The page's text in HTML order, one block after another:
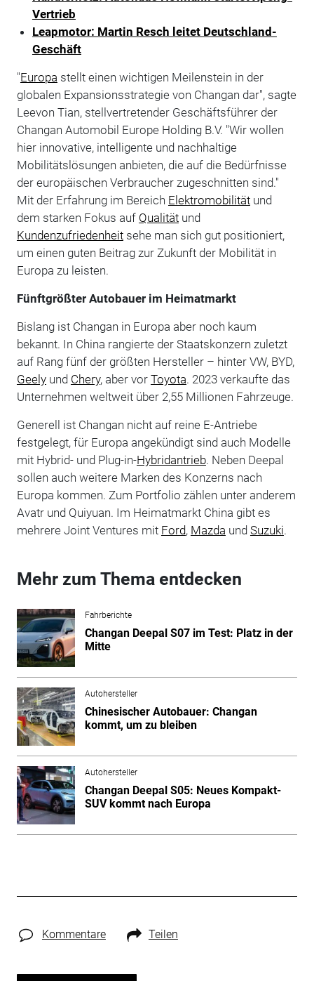
Vertrieb
Leapmotor: Martin Resch leitet Deutschland-
Geschäft
"Europa stellt einen wichtigen Meilenstein in der
globalen Expansionsstrategie von Changan dar", sagte
Leevon Tian, stellvertretender Geschäftsführer der
Changan Automobil Europe Holding B.V. "Wir wollen
hier innovative, intelligente und nachhaltige
Mobilitätslösungen anbieten, die auf die Bedürfnisse
der europäischen Verbraucher zugeschnitten sind."
Mit der Erfahrung im Bereich Elektromobilitätund
dem starken Fokus auf Qualitätund
Kundenzufriedenheitsehe man sich gut positioniert,
um einen guten Beitrag zur Zukunft der Mobilität in
Europa zu leisten.
Fünftgrößter Autobauer im Heimatmarkt
Bislang ist Changan in Europa aber noch kaum
bekannt. In China rangierte der Staatskonzern zuletzt
auf Rang fünf der größten Hersteller – hinter VW, BYD,
Geelyund Chery, aber vor Toyota. 2023 verkaufte das
Unternehmen weltweit über 2,55 Millionen Fahrzeuge.
Generell ist Changan nicht auf reine E-Antriebe
festgelegt, für Europa angekündigt sind auch Modelle
mit Hybrid- und Plug-in-Hybridantrieb. Neben Deepal
sollen auch weitere Marken des Konzerns nach
Europa kommen. Zum Portfolio zählen unter anderem
Avatr und Quiyuan. Im Heimatmarkt China gibt es
mehrere Joint Ventures mit Ford, Mazda und Suzuki.
Mehr zum Thema entdecken
Fahrberichte
Changan Deepal S07 im Test: Platz in der
Mitte
Autohersteller
Chinesischer Autobauer: Changan
kommt, um zu bleiben
Autohersteller
Changan Deepal S05: Neues Kompakt-
SUV kommt nach Europa
Kommentare Teilen